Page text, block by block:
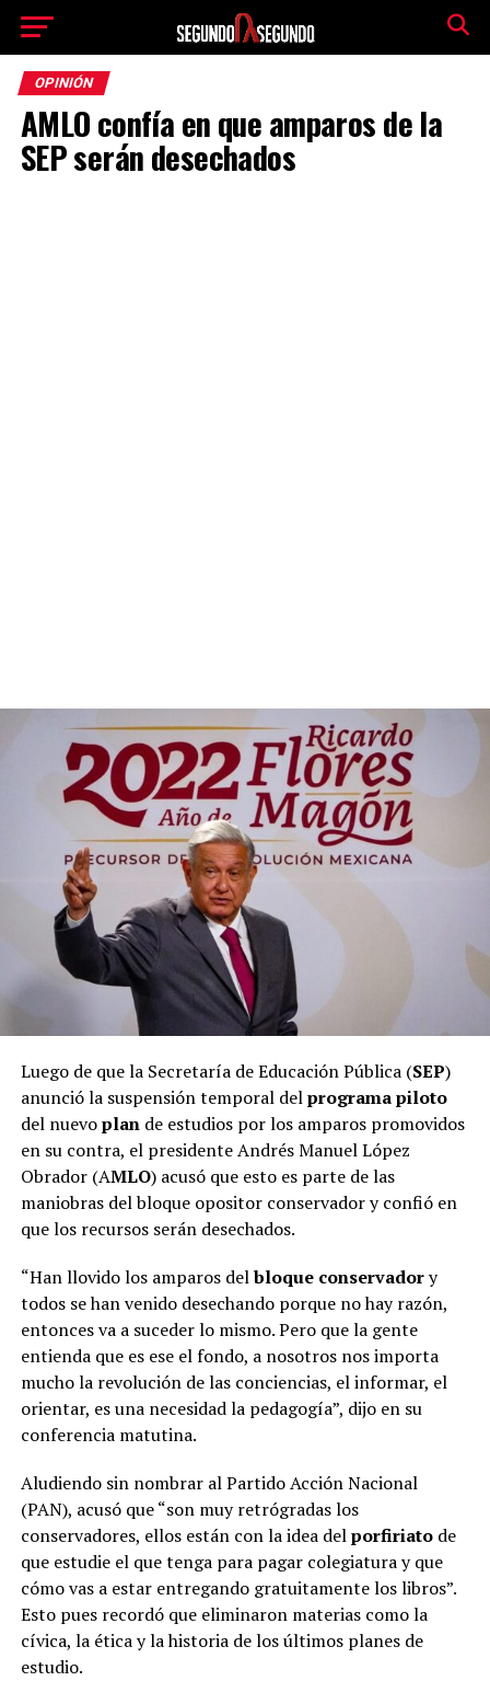
OPINIÓN
AMLO confía en que amparos de la
SEP serán desechados
Luego de que la Secretaría de Educación Pública (SEP)
anunció la suspensión temporal delprograma piloto
del nuevoplande estudios por los amparos promovidos
en su contra, el presidente Andrés Manuel López
Obrador (AMLO) acusó que esto es parte de las
maniobras del bloque opositor conservador y confió en
que los recursos serán desechados.
“Han llovido los amparos delbloque conservadory
todos se han venido desechando porque no hay razón,
entonces va a suceder lo mismo. Pero que la gente
entienda que es ese el fondo, a nosotros nos importa
mucho la revolución de las conciencias, el informar, el
orientar, es una necesidad la pedagogía”, dijo en su
conferencia matutina.
Aludiendo sin nombrar al Partido Acción Nacional
(PAN), acusó que “son muy retrógradas los
conservadores, ellos están con la idea delporfiriatode
que estudie el que tenga para pagar colegiatura y que
cómo vas a estar entregando gratuitamente los libros”.
Esto pues recordó que eliminaron materias como la
cívica, la ética y la historia de los últimos planes de
estudio.